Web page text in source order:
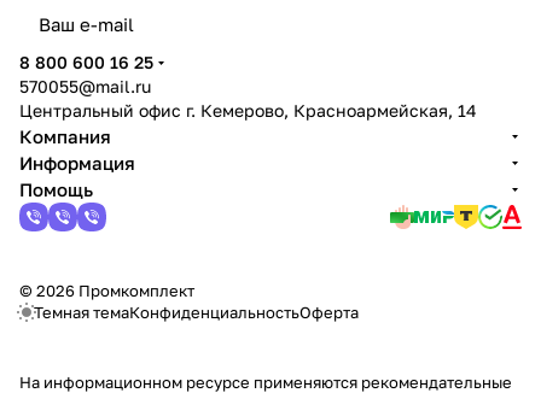
8 800 600 16 25
570055@mail.ru
Центральный офис г. Кемерово, Красноармейская, 14
Компания
Информация
Помощь
© 2026 Промкомплект
Темная темаКонфиденциальностьОферта
На информационном ресурсе применяются рекомендательные